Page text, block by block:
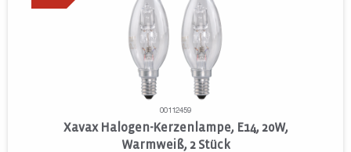
00112459
Xavax Halogen-Kerzenlampe, E14, 20W,
Warmweiß, 2 Stück